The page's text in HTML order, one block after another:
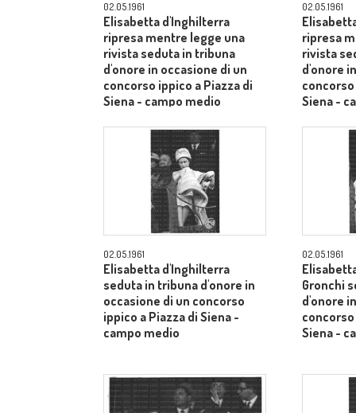
02.05.1961
Elisabetta d'Inghilterra
ripresa mentre legge una
rivista seduta in tribuna
d'onore in occasione di un
concorso ippico a Piazza di
Siena - campo medio
02.05.1961
ripresa
rivista
d'onore
Siena -
02.05.1961
Elisabetta d'Inghilterra
seduta in tribuna d'onore in
occasione di un concorso
ippico a Piazza di Siena -
campo medio
02.05.1961
Gronchi
d'onore
Siena -